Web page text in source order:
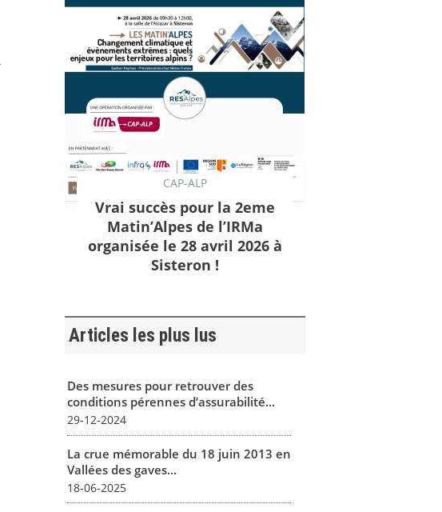
CAP-ALP
Vrai succès pour la 2eme
Matin’Alpes de l’IRMa
organisée le 28 avril 2026 à
Sisteron !
Articles les plus lus
Des mesures pour retrouver des
conditions pérennes d’assurabilité...
29-12-2024
La crue mémorable du 18 juin 2013 en
Vallées des gaves...
18-06-2025